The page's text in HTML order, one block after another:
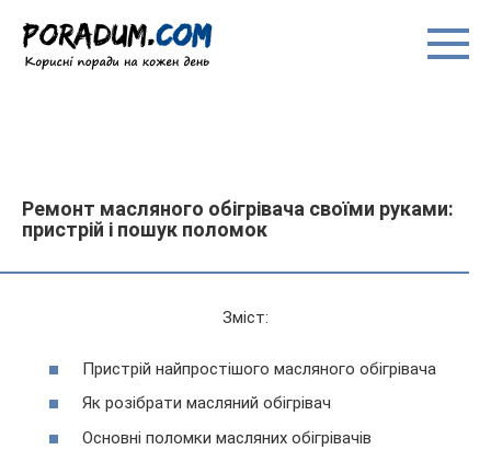
вмісту
Ремонт масляного обігрівача своїми руками:
пристрій і пошук поломок
Зміст:
Пристрій найпростішого масляного обігрівача
Як розібрати масляний обігрівач
Основні поломки масляних обігрівачів